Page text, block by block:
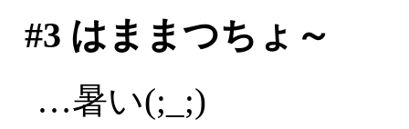
#3 はままつちょ～
…暑い(;_;)